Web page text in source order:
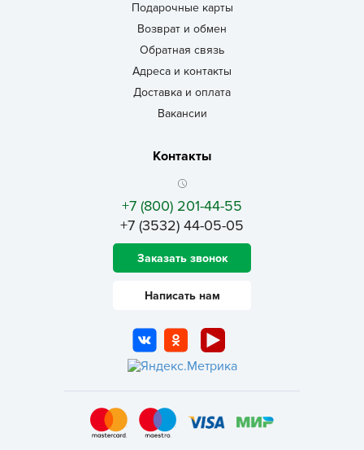
Подарочные карты
Возврат и обмен
Обратная связь
Адреса и контакты
Доставка и оплата
Вакансии
Контакты
+7 (800) 201-44-55
+7 (3532) 44-05-05
Заказать звонок
Написать нам